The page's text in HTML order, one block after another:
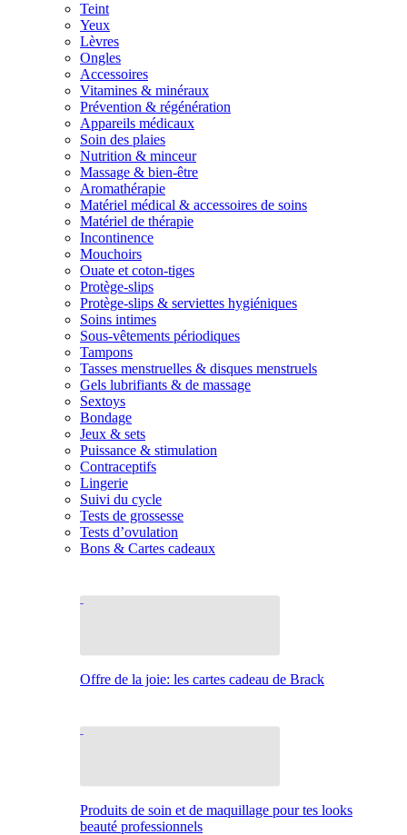
Teint
Yeux
Lèvres
Ongles
Accessoires
Vitamines & minéraux
Prévention & régénération
Appareils médicaux
Soin des plaies
Nutrition & minceur
Massage & bien-être
Aromathérapie
Matériel médical & accessoires de soins
Matériel de thérapie
Incontinence
Mouchoirs
Ouate et coton-tiges
Protège-slips
Protège-slips & serviettes hygiéniques
Soins intimes
Sous-vêtements périodiques
Tampons
Tasses menstruelles & disques menstruels
Gels lubrifiants & de massage
Sextoys
Bondage
Jeux & sets
Puissance & stimulation
Contraceptifs
Lingerie
Suivi du cycle
Tests de grossesse
Tests d’ovulation
Bons & Cartes cadeaux
Offre de la joie: les cartes cadeau de Brack
Produits de soin et de maquillage pour tes looks
beauté professionnels